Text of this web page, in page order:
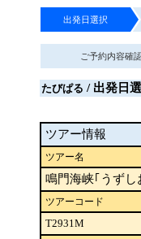
出発日選択
ご予約内容確
たびぱる / 出発日
ツアー情報
ツアー名
鳴門海峡｢うずし
ツアーコード
T2931M